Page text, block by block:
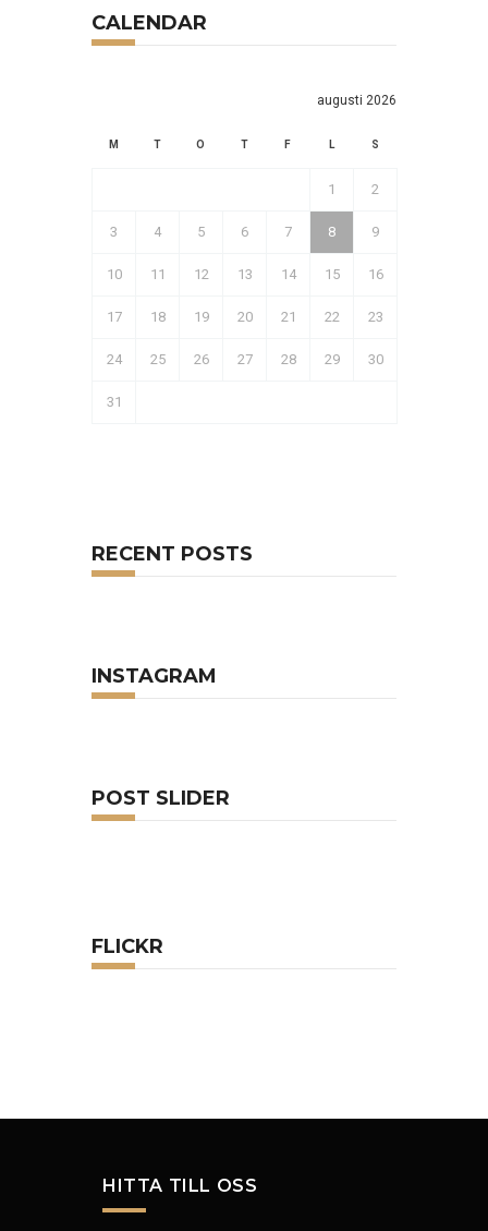
CALENDAR
augusti 2026
M T O T F L S
1 2
3 4 5 6 7 8 9
10 11 12 13 14 15 16
17 18 19 20 21 22 23
24 25 26 27 28 29 30
31
RECENT POSTS
INSTAGRAM
POST SLIDER
FLICKR
HITTA TILL OSS